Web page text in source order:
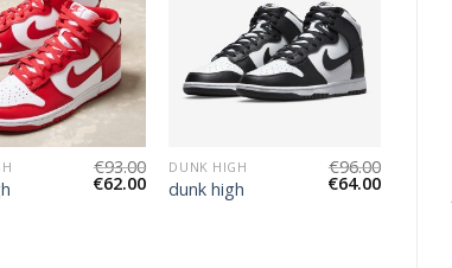
€93.00
€62.00
DUNK HIGH
dunk high
€96.00
€64.00